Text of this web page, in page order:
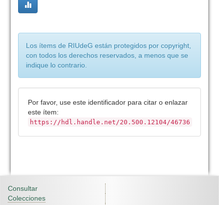
Los ítems de RIUdeG están protegidos por copyright,
con todos los derechos reservados, a menos que se
indique lo contrario.
Por favor, use este identificador para citar o enlazar
este ítem:
https://hdl.handle.net/20.500.12104/46736
Consultar
Colecciones